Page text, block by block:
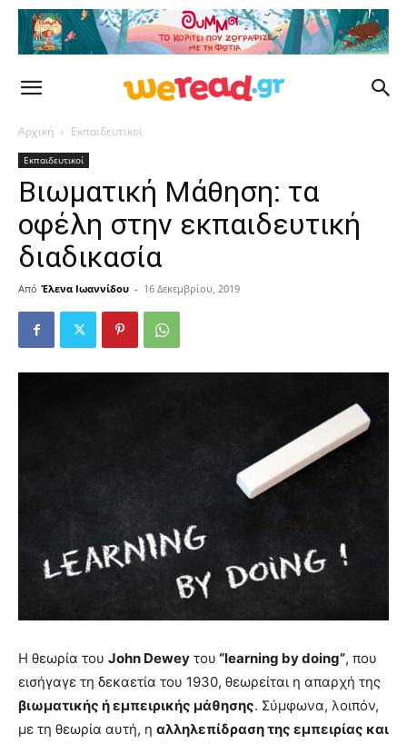
Αρχική Εκπαιδευτικοί
Εκπαιδευτικοί
Βιωματική Μάθηση: τα
οφέλη στην εκπαιδευτική
διαδικασία
Από Έλενα Ιωαννίδου - 16 Δεκεμβρίου, 2019
Η θεωρία του John Dewey του “learning by doing”, που
εισήγαγε τη δεκαετία του 1930, θεωρείται η απαρχή της
βιωματικής ή εμπειρικής μάθησης. Σύμφωνα, λοιπόν,
με τη θεωρία αυτή, η αλληλεπίδραση της εμπειρίας και